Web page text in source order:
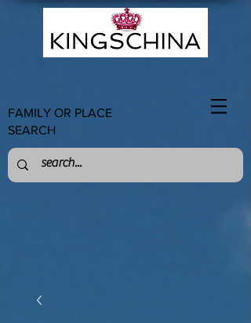
FAMILY OR PLACE
SEARCH